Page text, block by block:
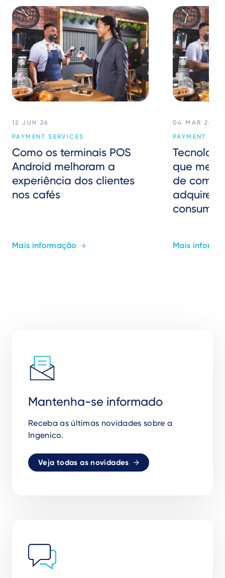
12 JUN 26
PAYMENT SERVICES
Como os terminais POS
Android melhoram a
experiência dos clientes
nos cafés
Mais informação
04 MAR 26
PAYMENT
que
de
Mais
Mantenha-se informado
Receba asúltimas novidades sobre a
Ingenico.
Veja todas as novidades